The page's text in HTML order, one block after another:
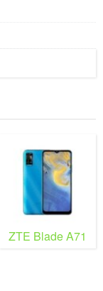
ZTE Blade A71